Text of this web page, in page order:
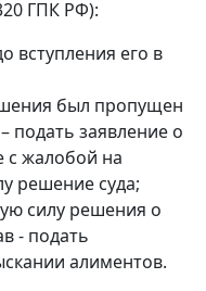
ГПК РФ):
вступления его в
был пропущен
подать заявление о
с жалобой на
решение суда;
силу решения о
- подать
алиментов.